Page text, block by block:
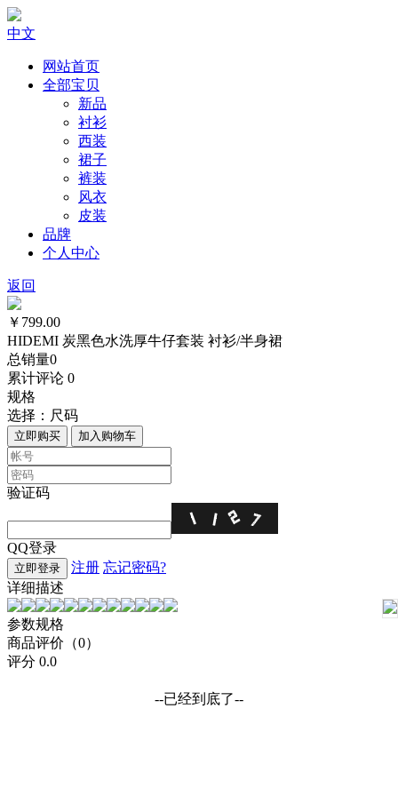
中文
网站首页
全部宝贝
新品
衬衫
西装
裙子
裤装
风衣
皮装
品牌
个人中心
返回
￥799.00
HIDEMI 炭黑色水洗厚牛仔套装 衬衫/半身裙
总销量0
累计评论 0
规格
选择： 尺码
立即购买 加入购物车
验证码
QQ登录
立即登录 注册 忘记密码?
详细描述
参数规格
商品评价（0）
评分 0.0
--已经到底了--